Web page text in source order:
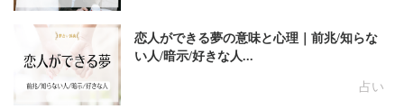
占い
恋人ができる夢の意味と心理｜前兆/知らな
い人/暗示/好きな人...